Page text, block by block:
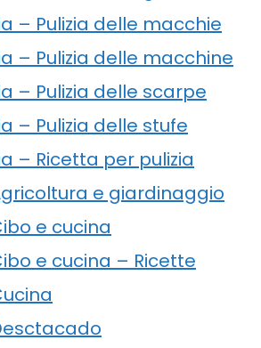
– Pulizia delle macchie
– Pulizia delle macchine
– Pulizia delle scarpe
– Pulizia delle stufe
– Ricetta per pulizia
e giardinaggio
e cucina
e cucina – Ricette